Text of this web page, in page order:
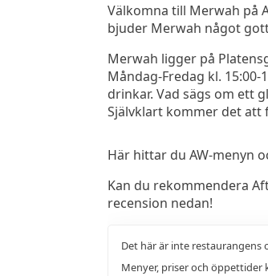
Välkomna till Merwah på
bjuder Merwah något
Merwah ligger på
Måndag-Fredag kl.
drinkar. Vad sägs om ett
Självklart kommer det att
Här hittar du AW-menyn
Kan du rekommendera
recension nedan!
Det här är inte restaurangens
Menyer, priser och